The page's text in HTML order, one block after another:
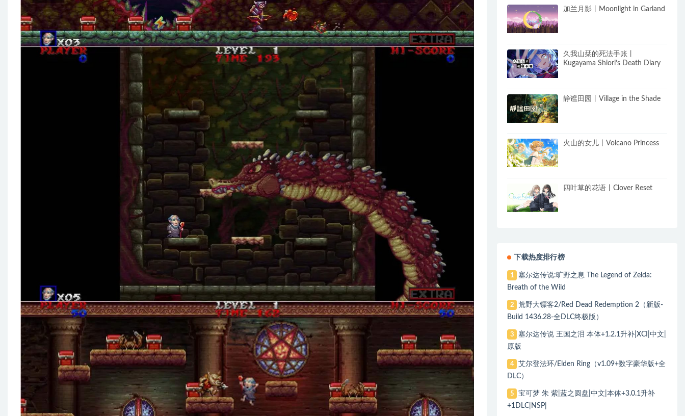
加兰月影丨Moonlight in Garland
久我山栞的死法手账丨
Kugayama Shiori’s Death Diary
静谧田园丨Village in the Shade
火山的女儿丨Volcano Princess
四叶草的花语丨Clover Reset
下载热度排行榜
1
塞尔达传说:旷野之息 The Legend of Zelda:
Breath of the Wild
2
荒野大镖客2/Red Dead Redemption 2（新版-
Build 1436.28-全DLC终极版）
3
塞尔达传说 王国之泪 本体+1.2.1升补|XCI|中文|
原版
4
艾尔登法环/Elden Ring（v1.09+数字豪华版+全
DLC）
5
宝可梦 朱 紫|蓝之圆盘|中文|本体+3.0.1升补
+1DLC|NSP|